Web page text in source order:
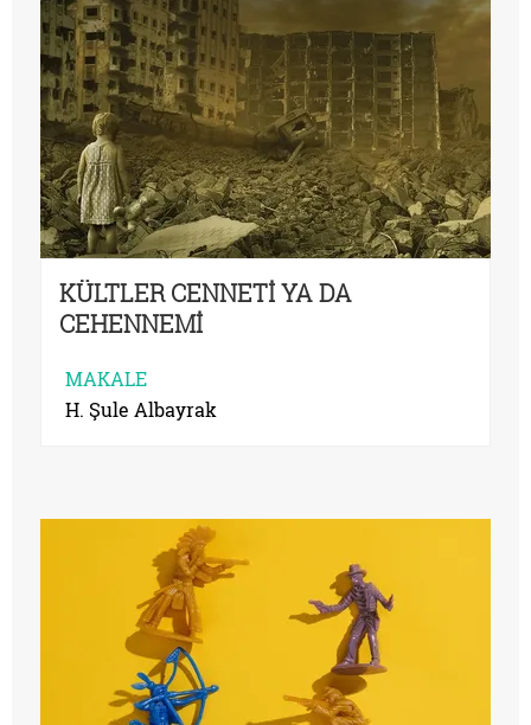
KÜLTLER CENNETİ YA DA
CEHENNEMİ
MAKALE
H. Şule Albayrak